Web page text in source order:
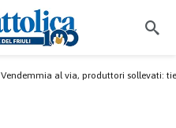
Vendemmia al via, produttori sollevati: